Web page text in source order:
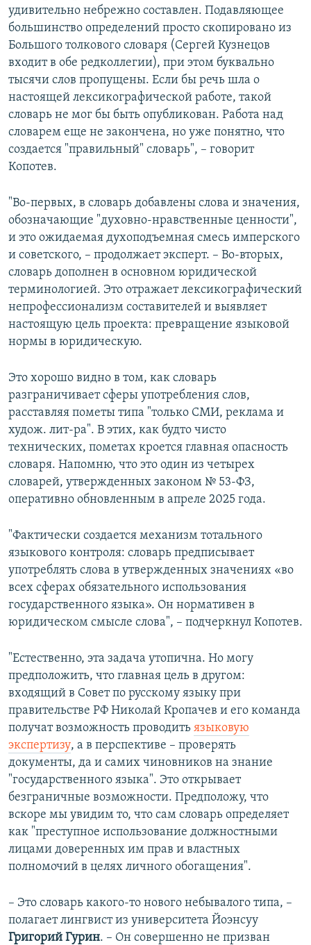
удивительно небрежно составлен. Подавляющее
большинство определений просто скопировано из
Большого толкового словаря (Сергей Кузнецов
входит в обе редколлегии), при этом буквально
тысячи слов пропущены. Если бы речь шла о
настоящей лексикографической работе, такой
словарь не мог бы быть опубликован. Работа над
словарем еще не закончена, но уже понятно, что
создается "правильный" словарь", – говорит
Копотев.
"Во-первых, в словарь добавлены слова и значения,
обозначающие "духовно-нравственные ценности",
и это ожидаемая духоподъемная смесь имперского
и советского, – продолжает эксперт. – Во-вторых,
словарь дополнен в основном юридической
терминологией. Это отражает лексикографический
непрофессионализм составителей и выявляет
настоящую цель проекта: превращение языковой
нормы в юридическую.
Это хорошо видно в том, как словарь
разграничивает сферы употребления слов,
расставляя пометы типа "только СМИ, реклама и
худож. лит-ра". В этих, как будто чисто
технических, пометах кроется главная опасность
словаря. Напомню, что это один из четырех
словарей, утвержденных законом № 53-ФЗ,
оперативно обновленным в апреле 2025 года.
"Фактически создается механизм тотального
языкового контроля: словарь предписывает
употреблять слова в утвержденных значениях «во
всех сферах обязательного использования
государственного языка». Он нормативен в
юридическом смысле слова", – подчеркнул Копотев.
"Естественно, эта задача утопична. Но могу
предположить, что главная цель в другом:
входящий в Совет по русскому языку при
правительстве РФ Николай Кропачев и его команда
получат возможность проводить языковую
экспертизу, а в перспективе – проверять
документы, да и самих чиновников на знание
"государственного языка". Это открывает
безграничные возможности. Предположу, что
вскоре мы увидим то, что сам словарь определяет
как "преступное использование должностными
лицами доверенных им прав и властных
полномочий в целях личного обогащения".
– Это словарь какого-то нового небывалого типа, –
полагает лингвист из университета Йоэнсуу
Григорий Гурин. – Он совершенно не призван